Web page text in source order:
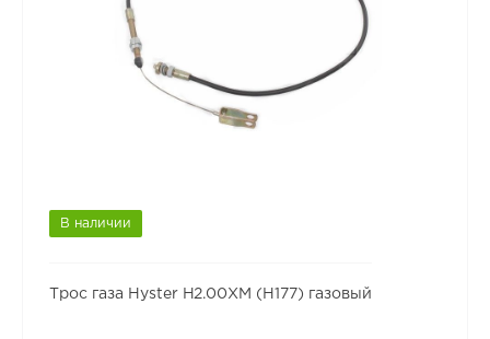
В наличии
Трос газа Hyster H2.00XM (H177) газовый